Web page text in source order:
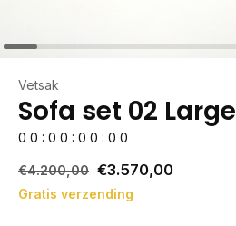
Vetsak
Sofa set 02 Large
0 0 : 0 0 : 0 0 : 0 0
€4.200,00 €3.570,00
Gratis verzending